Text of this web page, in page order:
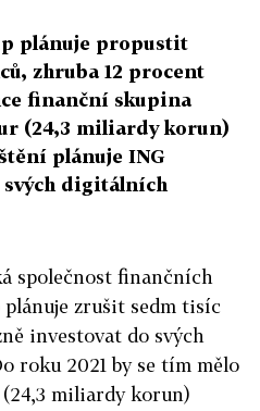
plánuje propustit
zhruba 12 procent
finanční skupina
(24,3 miliardy korun)
plánuje ING
digitálních
společnost finančních
plánuje zrušit sedm tisíc
investovat do svých
roku 2021 by se tím mělo
miliardy korun)